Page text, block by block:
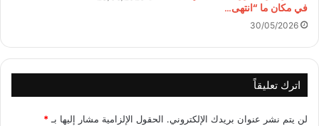
في مكان ما “انتهى…
30/05/2026
اترك تعليقاً
لن يتم نشر عنوان بريدك الإلكتروني. الحقول الإلزامية مشار إليها بـ*